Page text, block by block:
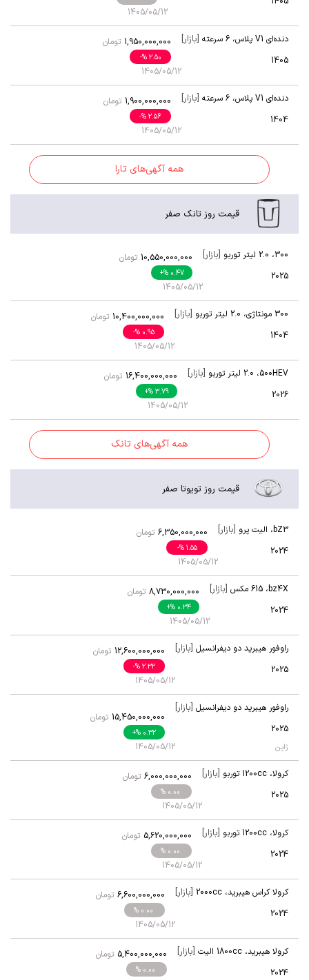
1405/05/12
دنده‌ای V1 پلاس ، 6 سرعته [بازار]
1405
1405/05/12
% 2.50
-
تومان 1,950,000,000
دنده‌ای V1 پلاس ، 6 سرعته [بازار]
1404
1405/05/12
% 2.56
-
تومان 1,900,000,000
همه آگهی‌های تارا
قیمت روز تانک صفر
300، 2.0 لیتر توربو [بازار]
2025
1405/05/12
% 0.47
+
تومان 10,550,000,000
300 مونتاژی ، 2.0 لیتر توربو [بازار]
1404
1405/05/12
% 0.95
-
تومان 10,400,000,000
500HEV ، 2.0 لیتر توربو [بازار]
2026
1405/05/12
% 3.79
+
تومان 16,400,000,000
همه آگهی‌های تانک
قیمت روز تویوتا صفر
bZ3، الیت پرو [بازار]
2024
1405/05/12
% 1.55
-
تومان 6,350,000,000
bz4X، 615 مکس [بازار]
2024
1405/05/12
% 0.34
+
تومان 8,730,000,000
راوفور هیبرید دو دیفرانسیل [بازار]
2025
1405/05/12
% 2.32
-
تومان 12,600,000,000
راوفور هیبرید دو دیفرانسیل [بازار]
2025
ژاپن 1405/05/12
% 0.32
+
تومان 15,450,000,000
کرولا، 1200cc توربو [بازار]
2025
1405/05/12
% 0.00
تومان 6,000,000,000
کرولا، 1200cc توربو [بازار]
2024
1405/05/12
% 0.00
تومان 5,620,000,000
کرولا کراس هیبرید، 2000cc [بازار]
2024
1405/05/12
% 0.00
تومان 6,600,000,000
کرولا هیبرید، 1800cc الیت [بازار]
2024
% 0.00
تومان 5,400,000,000